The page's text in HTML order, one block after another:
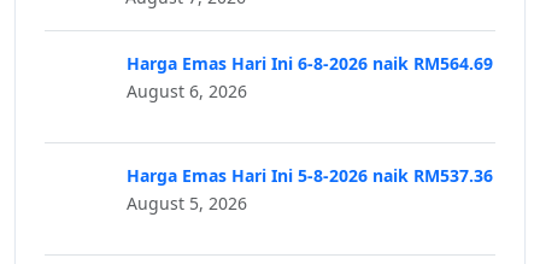
Harga Emas Hari Ini 6-8-2026 naik RM564.69
August 6, 2026
Harga Emas Hari Ini 5-8-2026 naik RM537.36
August 5, 2026